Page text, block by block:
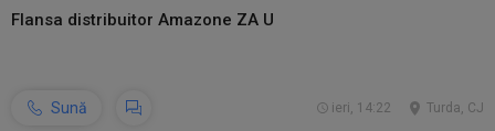
Flansa distribuitor Amazone ZA U
Sună Turda, CJ
ieri, 14:22